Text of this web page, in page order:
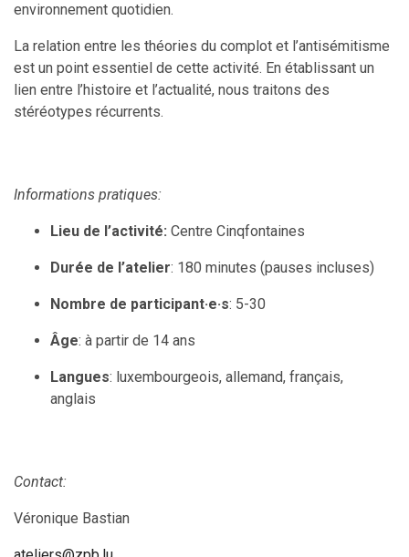
environnement quotidien.
La relation entre les théories du complot et l’antisémitisme
est un point essentiel de cette activité. En établissant un
lien entre l’histoire et l’actualité, nous traitons des
stéréotypes récurrents.
Informations pratiques:
Lieu de l’activité: Centre Cinqfontaines
Durée de l’atelier: 180 minutes (pauses incluses)
Nombre de participant·e·s: 5-30
Âge: à partir de 14 ans
Langues: luxembourgeois, allemand, français,
anglais
Contact:
Véronique Bastian